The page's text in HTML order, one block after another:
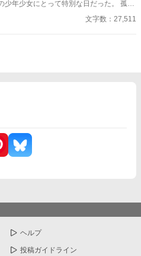
す。
少年少女にとって特別な日だった。 孤児
また、十五歳の誕生日を迎え、期待と不
長する効果があることを。 疲労無
運上昇――。 さらに歩き続ける
希少な素材、伝説の魔獣とさえ巡り会え
いつの間にか誰よりも強くなっていく物
18時 休日は、昼12
文字数：27,511
ヘルプ
投稿ガイドライン